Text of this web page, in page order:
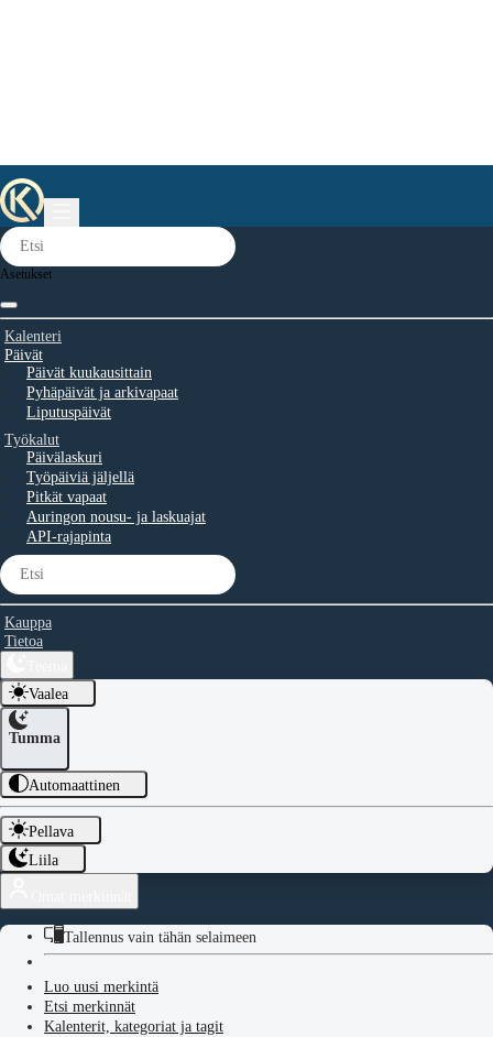
Asetukset
Kalenteri
Päivät
Päivät kuukausittain
Pyhäpäivät ja arkivapaat
Liputuspäivät
Työkalut
Päivälaskuri
Työpäiviä jäljellä
Pitkät vapaat
Auringon nousu- ja laskuajat
API-rajapinta
Kauppa
Tietoa
Vaalea
Tumma
Automaattinen
Pellava
Liila
Tallennus vain tähän selaimeen
Luo uusi merkintä
Etsi merkinnät
Kalenterit, kategoriat ja tagit